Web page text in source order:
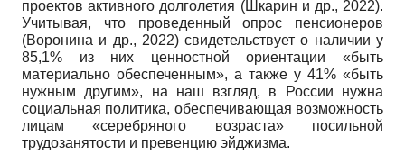
проектов активного долголетия (Шкарин и др., 2022).
Учитывая, что проведенный опрос пенсионеров
(Воронина и др., 2022) свидетельствует о наличии у
85,1% из них ценностной ориентации «быть
материально обеспеченным», а также у 41% «быть
нужным другим», на наш взгляд, в России нужна
социальная политика, обеспечивающая возможность
лицам «серебряного возраста» посильной
трудозанятости и превенцию эйджизма.